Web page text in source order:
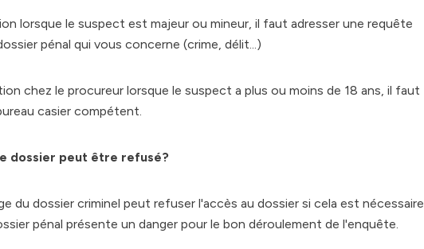
lorsque le suspect est majeur ou mineur, il faut adresser une requête
pénal qui vous concerne (crime, délit...)
chez le procureur lorsque le suspect a plus ou moins de 18 ans, il faut
casier compétent.
dossier peut être refusé?
du dossier criminel peut refuser l'accès au dossier si cela est nécessaire
pénal présente un danger pour le bon déroulement de l'enquête.